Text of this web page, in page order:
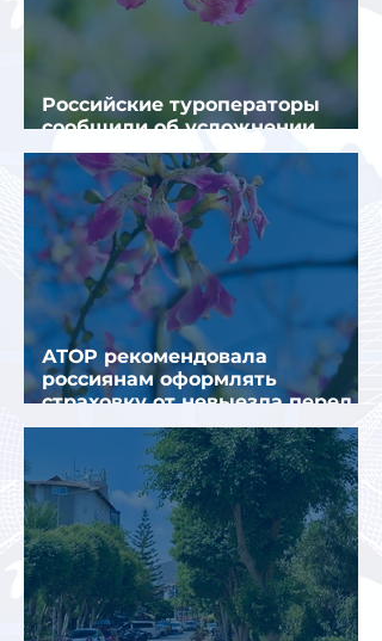
Российские туроператоры
сообщили об усложнении
получения виз в Грецию
АТОР рекомендовала
россиянам оформлять
страховку от невыезда перед
поездкой в Грецию